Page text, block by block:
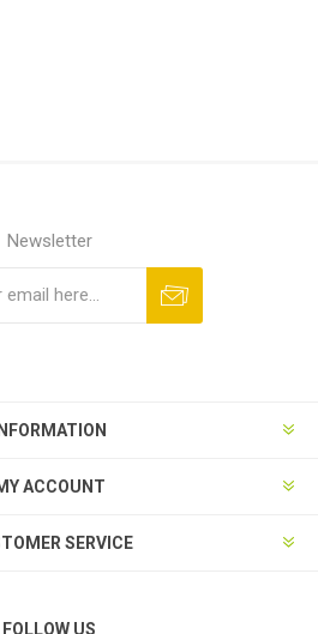
Newsletter
ACCOUNT
SERVICE
FOLLOW US